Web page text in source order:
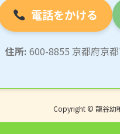
電話をかける
住所: 600-8855 京都府京
Copyright © 龍谷幼
Powered byWordPresswith